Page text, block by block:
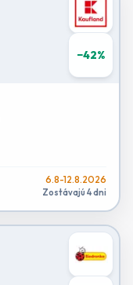
−42%
6.8-12.8.2026
Zostávajú 4 dni